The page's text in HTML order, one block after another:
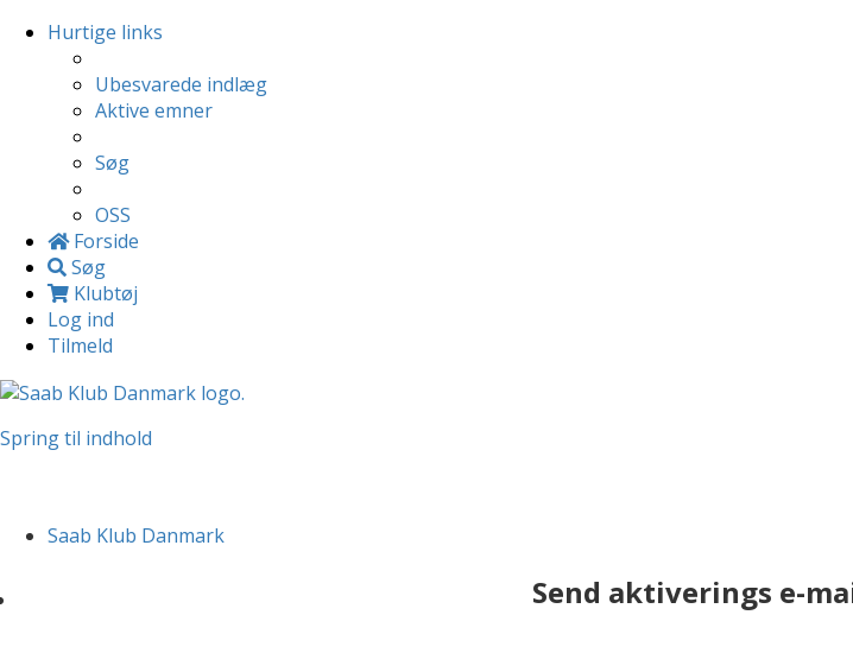
Hurtige links
Ubesvarede indlæg
Aktive emner
Søg
OSS
Forside
Søg
Klubtøj
Log ind
Tilmeld
Spring til indhold
Saab Klub Danmark
Send aktiverings e-